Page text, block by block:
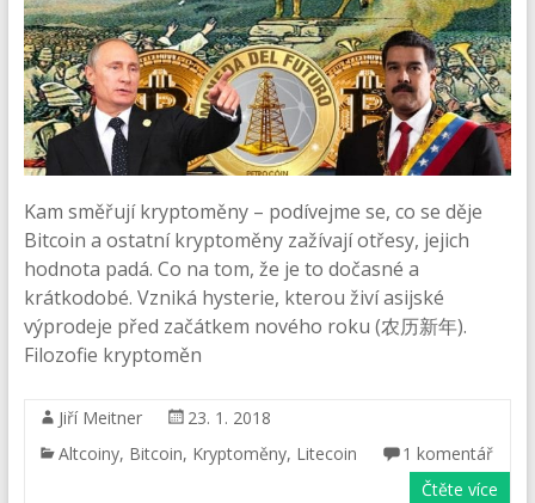
Kam směřují kryptoměny – podívejme se, co se děje
Bitcoin a ostatní kryptoměny zažívají otřesy, jejich
hodnota padá. Co na tom, že je to dočasné a
krátkodobé. Vzniká hysterie, kterou živí asijské
výprodeje před začátkem nového roku (农历新年).
Filozofie kryptoměn
Jiří Meitner
23. 1. 2018
Altcoiny, Bitcoin, Kryptoměny, Litecoin
1 komentář
Čtěte více